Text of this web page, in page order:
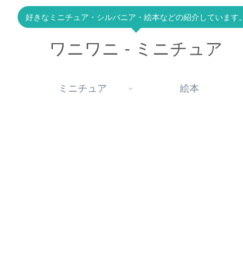
好きなミニチュア・シルバニア・絵本などの紹介しています。
ワニワニ - ミニチュア
ミニチュア 絵本